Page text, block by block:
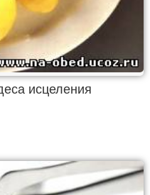
исцеления